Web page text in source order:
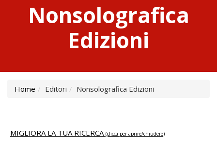
Nonsolografica
Edizioni
Home Editori Nonsolografica Edizioni
MIGLIORA LA TUA RICERCA (clicca per aprire/chiudere)